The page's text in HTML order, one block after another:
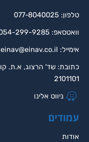
טלפון: 077-8040025
וואטסאפ: 054-299-9285
אימייל: einav@einav.co.il
2101101
ניווט אלינו
עמודים
אודות